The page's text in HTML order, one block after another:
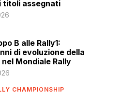
titoli assegnati
B alle Rally1:
di evoluzione della
Mondiale Rally
CHAMPIONSHIP